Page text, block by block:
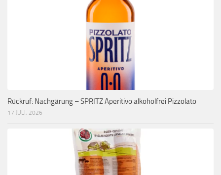
Rückruf: Nachgärung – SPRITZ Aperitivo alkoholfrei Pizzolato
17 JULI, 2026